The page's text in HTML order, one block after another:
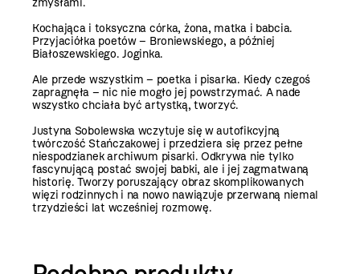
zmysłami.
Kochająca i toksyczna córka, żona, matka i babcia.
Przyjaciółka poetów – Broniewskiego, a później
Białoszewskiego. Joginka.
Ale przede wszystkim – poetka i pisarka. Kiedy czegoś
zapragnęła – nic nie mogło jej powstrzymać. A nade
wszystko chciała być artystką, tworzyć.
Justyna Sobolewska wczytuje się w autofikcyjną
twórczość Stańczakowej i przedziera się przez pełne
niespodzianek archiwum pisarki. Odkrywa nie tylko
fascynującą postać swojej babki, ale i jej zagmatwaną
historię. Tworzy poruszający obraz skomplikowanych
więzi rodzinnych i na nowo nawiązuje przerwaną niemal
trzydzieści lat wcześniej rozmowę.